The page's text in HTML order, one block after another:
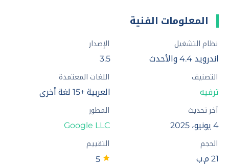
المعلومات الفنية
نظام التشغيل
اندرويد 4.4 والأحدث
الإصدار
3.5
التصنيف
ترفيه
اللغات المعتمدة
العربية +15 لغة أخرى
آخر تحديث
4 يونيو، 2025
المطور
Google LLC‏
الحجم
21 م.ب
التقييم